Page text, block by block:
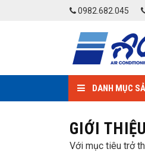
0982.682.045
DANH MỤC
GIỚI THIỆU
Với mục tiêu trở